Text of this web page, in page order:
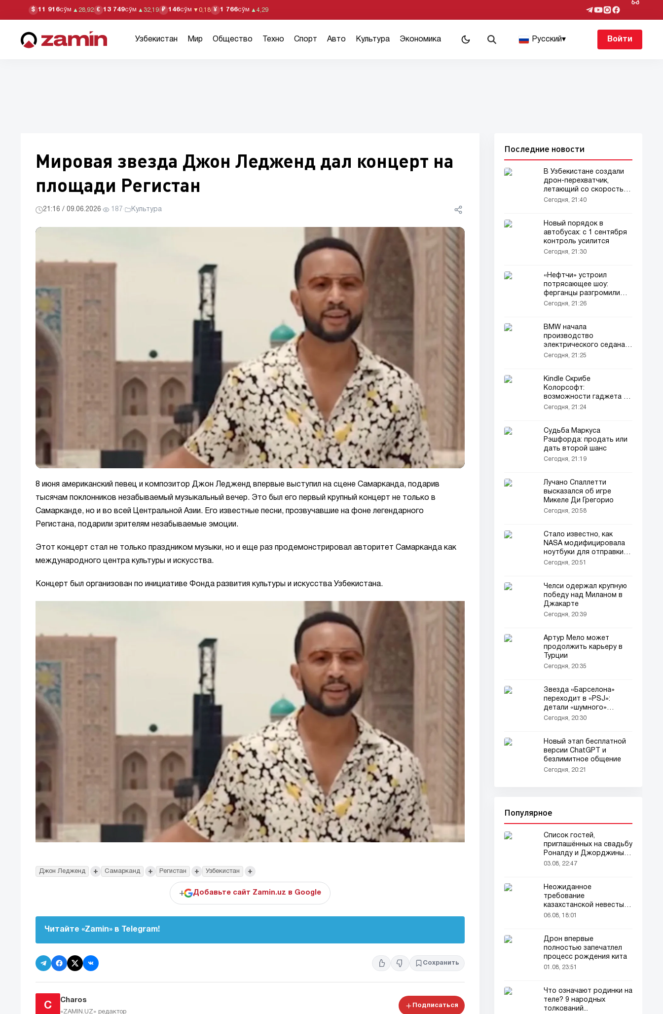
$ 11 916сўм ▲ 28,92 € 13 749сўм ▲ 32,19 ₽ 146сўм ▼ 0,18 ¥ 1 766сўм ▲ 4,29
Узбекистан Мир Общество Техно Спорт Авто Культура Экономика Русский▾ Войти
Мировая звезда Джон Ледженд дал концерт на
площади Регистан
21:16 / 09.06.2026· 187 · Культура
8 июня американский певец и композитор Джон Ледженд впервые выступил на сцене Самарканда, подарив
тысячам поклонников незабываемый музыкальный вечер. Это был его первый крупный концерт не только в
Самарканде, но и во всей Центральной Азии. Его известные песни, прозвучавшие на фоне легендарного
Регистана, подарили зрителям незабываемые эмоции.
Этот концерт стал не только праздником музыки, но и еще раз продемонстрировал авторитет Самарканда как
международного центра культуры и искусства.
Концерт был организован по инициативе Фонда развития культуры и искусства Узбекистана.
Джон Ледженд + Самарканд + Регистан + Узбекистан +
+ Добавьте сайт Zamin.uz в Google
Читайте «Zamin» в Telegram!
Сохранить
C
Charos
«ZAMIN.UZ» редактор
Подписаться
Последние новости
В Узбекистане создали
дрон-перехватчик,
летающий со скоростью
450 км/ч (видео)
Сегодня, 21:40
Новый порядок в
автобусах: с 1 сентября
контроль усилится
Сегодня, 21:30
«Нефтчи» устроил
потрясающее шоу:
ферганцы разгромили
«Кизилкум» со счётом 5:0!
Сегодня, 21:26
BMW начала
производство
электрического седана
нового поколения на
Сегодня, 21:25
Kindle Скрибе
Колорсофт:
возможности гаджета с
цветным экраном
Сегодня, 21:24
Судьба Маркуса
Рэшфорда: продать или
дать второй шанс
Сегодня, 21:19
Лучано Спаллетти
высказался об игре
Микеле Ди Грегорио
Сегодня, 20:58
Стало известно, как
NASA модифицировала
ноутбуки для отправки в
космос
Сегодня, 20:51
Челси одержал крупную
победу над Миланом в
Джакарте
Сегодня, 20:39
Артур Мело может
продолжить карьеру в
Турции
Сегодня, 20:35
Звезда «Барселона»
переходит в «PSJ»:
детали «шумного»
трансфера!
Сегодня, 20:30
Новый этап бесплатной
версии ChatGPT и
безлимитное общение
Сегодня, 20:21
Популярное
Список гостей,
приглашённых на свадьбу
Роналду и Джорджины,
вызвал ажиотаж
03.08, 22:47
Неожиданное
требование
казахстанской невесты в
качестве махра удивило
06.08, 18:01
Дрон впервые
полностью запечатлел
процесс рождения кита
01.08, 23:51
Что означают родинки на
теле? 9 народных
толкований...